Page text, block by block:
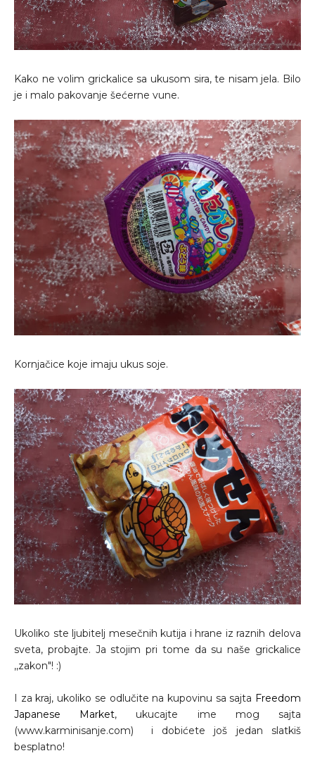
Kako ne volim grickalice sa ukusom sira, te nisam jela. Bilo
je i malo pakovanje šećerne vune.
Kornjačice koje imaju ukus soje.
Ukoliko ste ljubitelj mesečnih kutija i hrane iz raznih delova
sveta, probajte. Ja stojim pri tome da su naše grickalice
,,zakon"! :)
I za kraj, ukoliko se odlučite na kupovinu sa sajta Freedom
Japanese Market, ukucajte ime mog sajta
(www.karminisanje.com) i dobićete još jedan slatkiš
besplatno!